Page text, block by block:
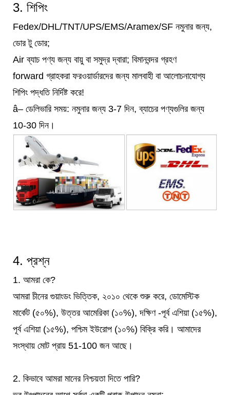
3. শিপিং
Fedex/DHL/TNT/UPS/EMS/Aramex/SF নমুনার জন্য,
ডোর টু ডোর;
Air ব্যাচ পণ্য জন্য বায়ু বা সমুদ্র দ্বারা; বিমানবন্দর গ্রহণ
forward গ্রাহকরা ফরওয়ার্ডারদের জন্য মালবাহী বা আলোচনাযোগ্য
শিপিং পদ্ধতি নির্দিষ্ট করে!
â– ডেলিভারি সময়: নমুনার জন্য 3-7 দিন, ব্যাচের পণ্যগুলির জন্য
10-30 দিন।
4. প্রশ্ন
1. আমরা কে?
আমরা চীনের গুয়াংডং ভিত্তিক, ২০১০ থেকে শুরু করে, ডোমেস্টিক
মার্কেট (৫০%), উত্তর আমেরিকা (১০%), দক্ষিণ -পূর্ব এশিয়া (১৫%),
পূর্ব এশিয়া (১৫%), পশ্চিম ইউরোপ (১০%) বিক্রি করি। আমাদের
সংস্থায় মোট প্রায় 51-100 জন আছে।
2. কিভাবে আমরা মানের নিশ্চয়তা দিতে পারি?